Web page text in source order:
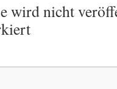
wird nicht